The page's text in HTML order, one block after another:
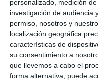
personalizado, medición
investigación de audiencia
permiso, nosotros y
localización geográfica
características de
su consentimiento a
que llevemos a cabo el
forma alternativa, puede
comunidad unida’.
Se trata deuna iniciativa
de “aportar un punto de
verdadero significado
lugar de encuentro para
independientemente de